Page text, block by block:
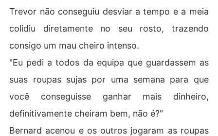
Trevor não conseguiu desviar a tempo e a meia
colidiu diretamente no seu rosto, trazendo
consigo um mau cheiro intenso.
"Eu pedi a todos da equipa que guardassem as
suas roupas sujas por uma semana para que
você conseguisse ganhar mais dinheiro,
definitivamente cheiram bem, não é?"
Bernard acenou e os outros jogaram as roupas